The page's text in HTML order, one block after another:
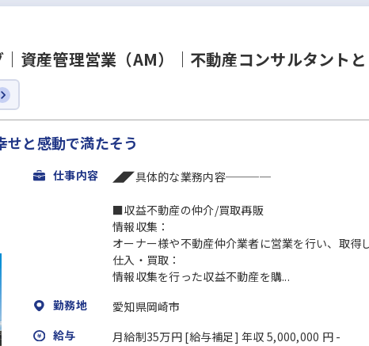
｜資産管理営業（AM）｜不動産コンサルタント
と感動で満たそう
仕事内容 ◢◤具体的な業務内容────
■収益不動産の仲介/買取再販
情報収集：
オーナー様や不動産仲介業者に営業を行い、取得
仕入・買取：
情報収集を行った収益不動産を購...
勤務地
愛知県岡崎市
給与
月給制35万円 [給与補足] 年収 5,000,000 円 -